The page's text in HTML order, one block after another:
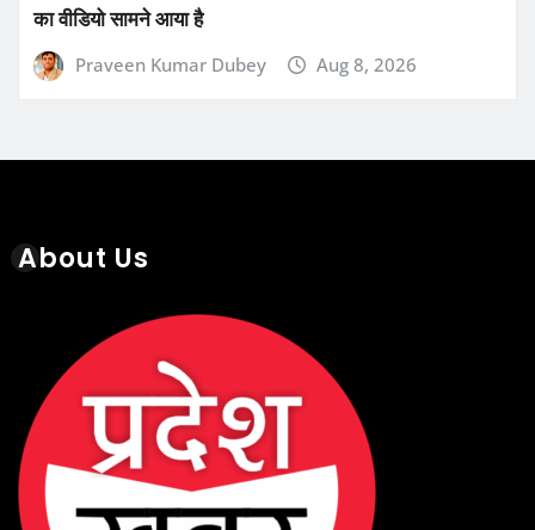
का वीडियो सामने आया है
Praveen Kumar Dubey Aug 8, 2026
About Us